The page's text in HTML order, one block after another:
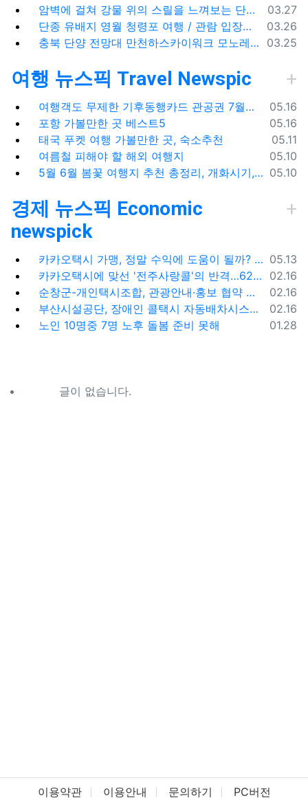
등록일
03.27
암벽에 걸쳐 강물 위의 스릴을 느껴보는 단양 잔도길
등록일
03.26
단종 유배지 영월 청령포 여행 / 관람 입장료 주차장
등록일
03.25
충북 단양 전망대 만천하스카이워크 모노레일 주차장 여행코스
여행 뉴스픽 Travel Newspic
등록일
05.16
여행객도 무제한 기후동행카드 관공권 7월출시
등록일
05.16
포항 가볼만한 곳 베스트5
등록일
05.11
태국 푸켓 여행 가볼만한 곳, 숙소추천
등록일
05.10
여름철 피해야 할 해외 여행지
등록일
05.10
5월 6월 봄꽃 여행지 추천 총정리, 개화시기, 지도공유
경제 뉴스픽 Economic
newspick
등록일
05.13
카카오택시 가맹, 정말 수익에 도움이 될까? '봉이 김선달'식 수수료의 진실
등록일
02.16
카카오택시에 맞선 '전주사랑콜'의 반격…62% 가입해 순항
등록일
02.16
순창군-개인택시조합, 관광안내·홍보 협약 체결
등록일
02.16
부산시설공단, 장애인 콜택시 자동배차시스템 시범 운영
등록일
01.28
노인 10명중 7명 노후 돌봄 준비 못해
글이 없습니다.
이용약관 이용안내 문의하기 PC버전